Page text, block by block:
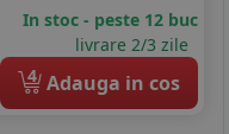
In stoc - peste 12 buc
livrare 2/3 zile
4 Adauga in cos